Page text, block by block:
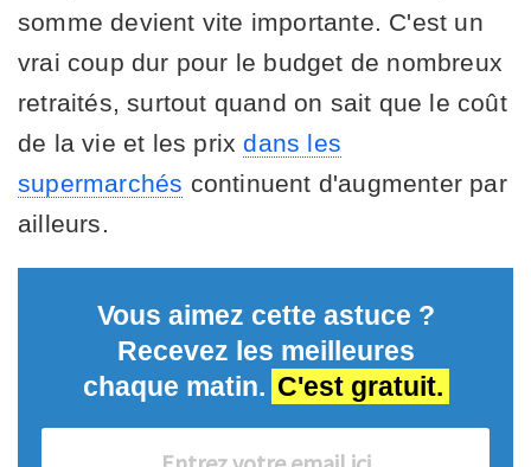
somme devient vite importante. C'est un
vrai coup dur pour le budget de nombreux
retraités, surtout quand on sait que le coût
de la vie et les prixdans les
supermarchés continuent d'augmenter par
ailleurs.
Vous aimez cette astuce ?
Recevez les meilleures
chaque matin. C'est gratuit.